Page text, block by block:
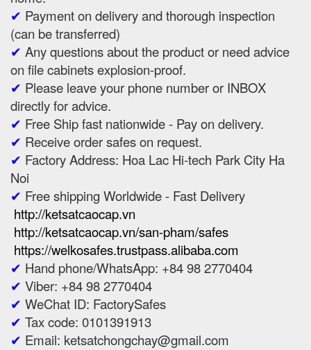
✔ Payment on delivery and thorough inspection
(can be transferred)
✔ Any questions about the product or need advice
on file cabinets explosion-proof.
✔ Please leave your phone number or INBOX
directly for advice.
✔ Free Ship fast nationwide - Pay on delivery.
✔ Receive order safes on request.
✔ Factory Address: Hoa Lac Hi-tech Park City Ha
Noi
✔ Free shipping Worldwide - Fast Delivery
http://ketsatcaocap.vn
http://ketsatcaocap.vn/san-pham/safes
https://welkosafes.trustpass.alibaba.com
✔ Hand phone/WhatsApp: +84 98 2770404
✔ Viber: +84 98 2770404
✔ WeChat ID: FactorySafes
✔ Tax code: 0101391913
✔ Email: ketsatchongchay@gmail.com